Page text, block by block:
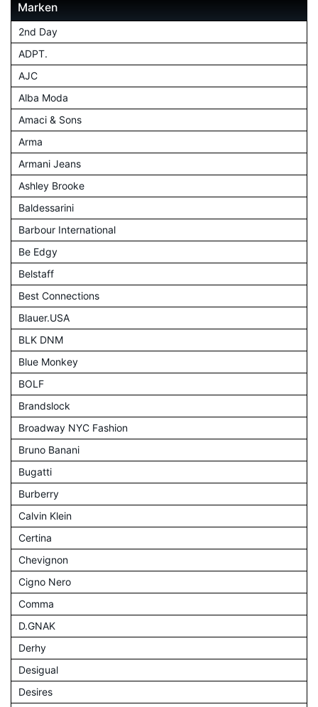
Marken
2nd Day
ADPT.
AJC
Alba Moda
Amaci & Sons
Arma
Armani Jeans
Ashley Brooke
Baldessarini
Barbour International
Be Edgy
Belstaff
Best Connections
Blauer.USA
BLK DNM
Blue Monkey
BOLF
Brandslock
Broadway NYC Fashion
Bruno Banani
Bugatti
Burberry
Calvin Klein
Certina
Chevignon
Cigno Nero
Comma
D.GNAK
Derhy
Desigual
Desires